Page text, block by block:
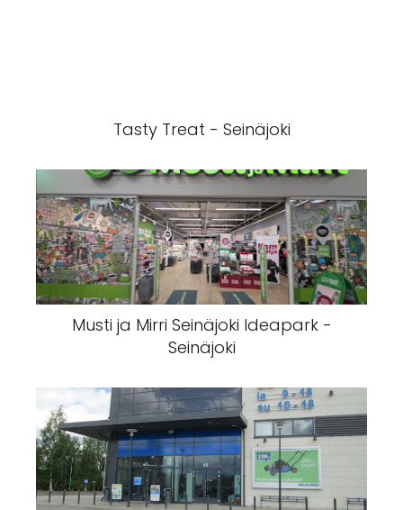
Tasty Treat - Seinäjoki
Musti ja Mirri Seinäjoki Ideapark -
Seinäjoki